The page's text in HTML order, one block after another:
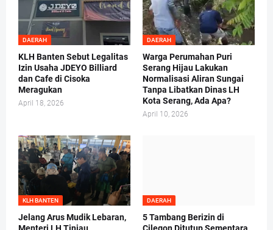
DAERAH
KLH Banten Sebut Legalitas
Izin Usaha JDEYO Billiard
dan Cafe di Cisoka
Meragukan
April 18, 2026
DAERAH
Warga Perumahan Puri
Serang Hijau Lakukan
Normalisasi Aliran Sungai
Tanpa Libatkan Dinas LH
Kota Serang, Ada Apa?
April 10, 2026
KLH BANTEN
Jelang Arus Mudik Lebaran,
DAERAH
5 Tambang Berizin di